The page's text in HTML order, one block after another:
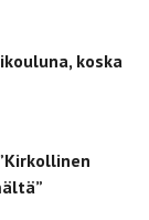
koska